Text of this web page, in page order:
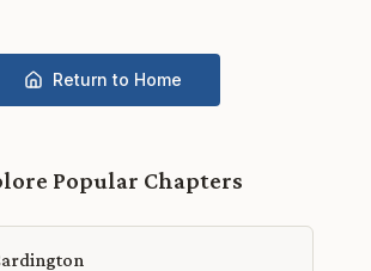
Return to Home
Popular Chapters